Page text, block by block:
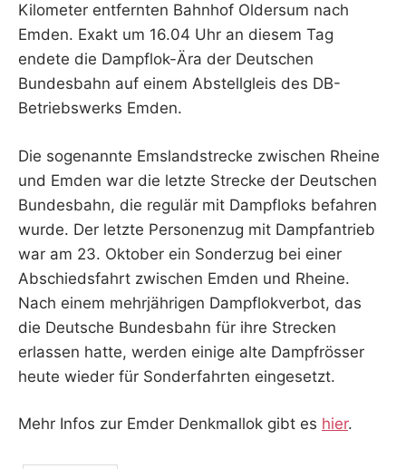
Kilometer entfernten Bahnhof Oldersum nach
Emden. Exakt um 16.04 Uhr an diesem Tag
endete die Dampflok-Ära der Deutschen
Bundesbahn auf einem Abstellgleis des DB-
Betriebswerks Emden.
Die sogenannte Emslandstrecke zwischen Rheine
und Emden war die letzte Strecke der Deutschen
Bundesbahn, die regulär mit Dampfloks befahren
wurde. Der letzte Personenzug mit Dampfantrieb
war am 23. Oktober ein Sonderzug bei einer
Abschiedsfahrt zwischen Emden und Rheine.
Nach einem mehrjährigen Dampflokverbot, das
die Deutsche Bundesbahn für ihre Strecken
erlassen hatte, werden einige alte Dampfrösser
heute wieder für Sonderfahrten eingesetzt.
Mehr Infos zur Emder Denkmallok gibt es hier.